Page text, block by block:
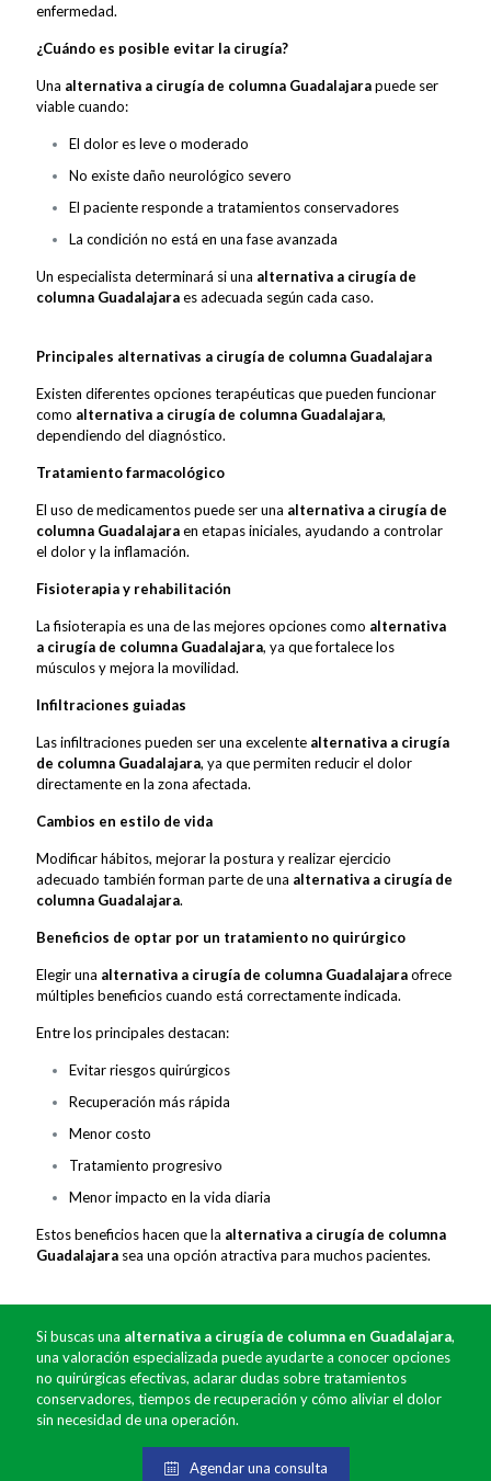
enfermedad.
¿Cuándo es posible evitar la cirugía?
Una alternativa a cirugía de columna Guadalajarapuede ser
viable cuando:
El dolor es leve o moderado
No existe daño neurológico severo
El paciente responde a tratamientos conservadores
La condición no está en una fase avanzada
Un especialista determinará si una alternativa a cirugía de
columna Guadalajaraes adecuada según cada caso.
Principales alternativas a cirugía de columna Guadalajara
Existen diferentes opciones terapéuticas que pueden funcionar
como alternativa a cirugía de columna Guadalajara,
dependiendo del diagnóstico.
Tratamiento farmacológico
El uso de medicamentos puede ser una alternativa a cirugía de
columna Guadalajaraen etapas iniciales, ayudando a controlar
el dolor y la inflamación.
Fisioterapia y rehabilitación
La fisioterapia es una de las mejores opciones como alternativa
a cirugía de columna Guadalajara, ya que fortalece los
músculos y mejora la movilidad.
Infiltraciones guiadas
Las infiltraciones pueden ser una excelente alternativa a cirugía
de columna Guadalajara, ya que permiten reducir el dolor
directamente en la zona afectada.
Cambios en estilo de vida
Modificar hábitos, mejorar la postura y realizar ejercicio
adecuado también forman parte de una alternativa a cirugía de
columna Guadalajara.
Beneficios de optar por un tratamiento no quirúrgico
Elegir una alternativa a cirugía de columna Guadalajaraofrece
múltiples beneficios cuando está correctamente indicada.
Entre los principales destacan:
Evitar riesgos quirúrgicos
Recuperación más rápida
Menor costo
Tratamiento progresivo
Menor impacto en la vida diaria
Estos beneficios hacen que la alternativa a cirugía de columna
Guadalajara sea una opción atractiva para muchos pacientes.
Si buscas una alternativa a cirugía de columna en Guadalajara,
una valoración especializada puede ayudarte a conocer opciones
no quirúrgicas efectivas, aclarar dudas sobre tratamientos
conservadores, tiempos de recuperación y cómo aliviar el dolor
sin necesidad de una operación.
Agendar una consulta